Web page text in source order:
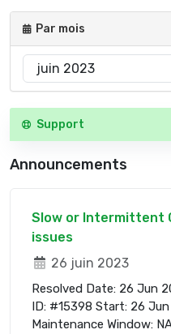
Par mois
Support
Announcements
Slow or Intermittent
issues
26 juin 2023
Resolved Date: 26 Jun
ID: #15398 Start: 26
Maintenance Window: